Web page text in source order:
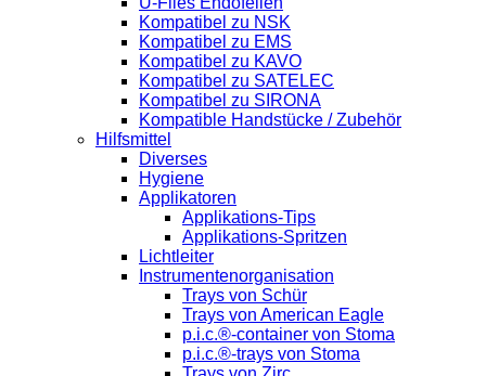
Kompatibel zu NSK
Kompatibel zu EMS
Kompatibel zu KAVO
Kompatibel zu SATELEC
Kompatibel zu SIRONA
Kompatible Handstücke / Zubehör
Hilfsmittel
Diverses
Hygiene
Applikatoren
Applikations-Tips
Applikations-Spritzen
Lichtleiter
Instrumentenorganisation
Trays von Schür
Trays von American Eagle
p.i.c.®-container von Stoma
p.i.c.®-trays von Stoma